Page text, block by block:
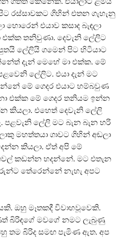
රස්සාවකට ගිහින් එතන ගැහැනු
එයාව කසාද බැඳලා
එක්ක තනිවුණා. දෙවැනි ලේලිට
ලේලියි ගමෙන් පිට හිටියාට
දැන් මෙහේ මා එක්ක. මේ
ලේලිට. එයා දැන් මට
මේ ගෙදර එයාට හම්බවුණ
එක්ක මේ ගෙදර තනියම ඉන්න
කියලා. එහෙත් දෙවැනි ලේලි
පළවැනි ලේලි මට බැන බැන හරි
මහත්තයා ගාවට ගිහින් අඬලා
කියලා. ඒත් අපි මේ
කඩන්න හදන්නේ. මට එතැන
තේරෙන්නේ නැහැ අපට
ඔහු මෑතකදී විවාහවූවෙකි.
බිරිඳගේ මවගේ නමට ලැබුණු
තම බිරිද සමඟ පැමිණ ඇත. අප